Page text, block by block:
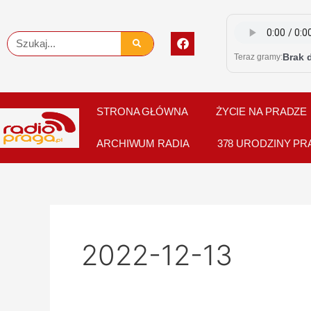
content
Szukaj
F
a
c
o
o
k
Teraz gramy:Brak
STRONA GŁÓWNA ŻYCIE NA PRADZE
ARCHIWUM RADIA 378 URODZINY
2022-12-13